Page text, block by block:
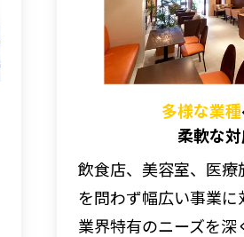
多様な業種
柔軟な
飲食店、美容室、医療
を問わず幅広い事業に
業界特有のニーズを深